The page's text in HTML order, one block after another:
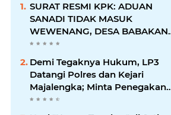
SURAT RESMI KPK: ADUAN
SANADI TIDAK MASUK
WEWENANG, DESA BABAKAN
JUSTRU DITETAPKAN DESA
ANTI KORUPSI OLEH
KEJAKSAAN
Demi Tegaknya Hukum, LP3
Datangi Polres dan Kejari
Majalengka; Minta Penegakan
Proporsional: Restoratif untuk
Lemah, Tegas untuk Narkoba &